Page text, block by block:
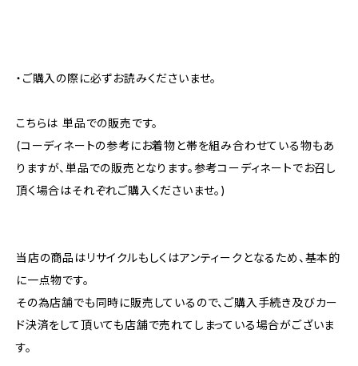
・ご購入の際に必ずお読みくださいませ。
こちらは 単品での販売です。
(コーディネートの参考にお着物と帯を組み合わせている物もあ
りますが、単品での販売となります。参考コーディネートでお召し
頂く場合はそれぞれご購入くださいませ。)
当店の商品はリサイクルもしくはアンティークとなるため、基本的
に一点物です。
その為店舗でも同時に販売しているので、ご購入手続き及びカー
ド決済をして頂いても店舗で売れてしまっている場合がございま
す。